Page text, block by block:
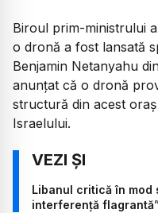
Biroul prim-ministrului
o dronă a fost lansată
Benjamin Netanyahu
anunţat că o dronă
structură din acest
Israelului.
Libanul critică în mod
interferență